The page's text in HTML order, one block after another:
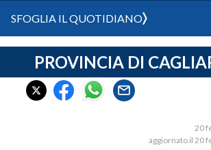
CRONACA SARDEGNA
CAGLIARI
SFOGLIA IL QUOTIDIANO
PROVINCIA DI
20
aggiornato il 20